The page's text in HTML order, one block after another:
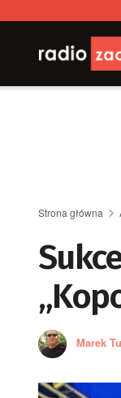
Strona główna
Marek